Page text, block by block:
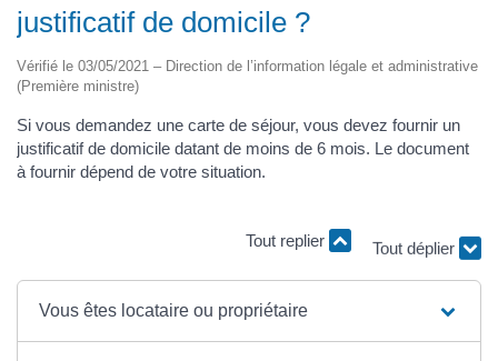
justificatif de domicile ?
Vérifié le 03/05/2021 – Direction de l’information légale et administrative
(Première ministre)
Si vous demandez une carte de séjour, vous devez fournir un
justificatif de domicile datant de moins de 6 mois. Le document
à fournir dépend de votre situation.
Tout replier
Tout déplier
Vous êtes locataire ou propriétaire